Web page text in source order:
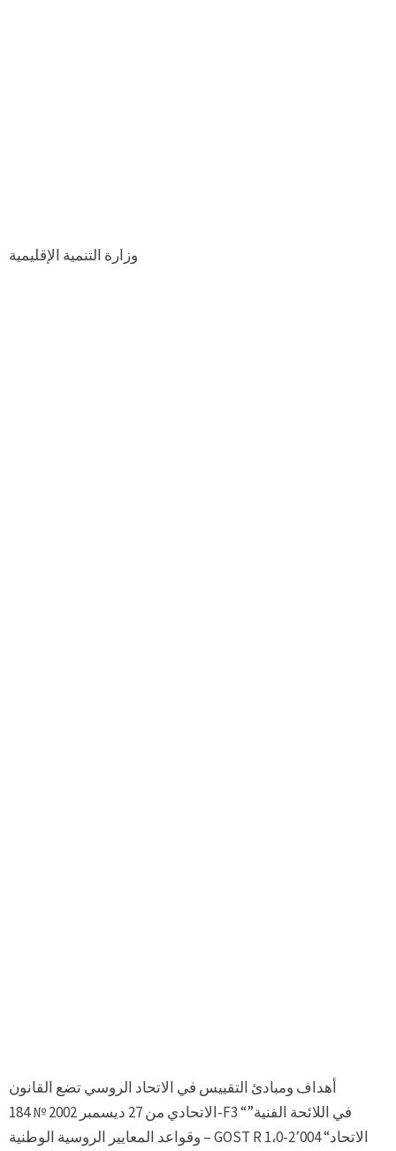
وزارة التنمية الإقليمية
أهداف ومبادئ التقييس في الاتحاد الروسي تضع القانون
الاتحادي من 27 ديسمبر 2002 № 184-F3 “في اللائحة الفنية”
وقواعد المعايير الروسية الوطنية – GOST R 1،0-2٬004 “الاتحاد